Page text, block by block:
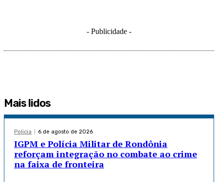
- Publicidade -
Mais lidos
Policia 6 de agosto de 2026
IGPM e Polícia Militar de Rondônia
reforçam integração no combate ao crime
na faixa de fronteira